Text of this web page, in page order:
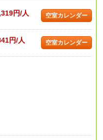
円/人 空室カレンダー
円/人 空室カレンダー